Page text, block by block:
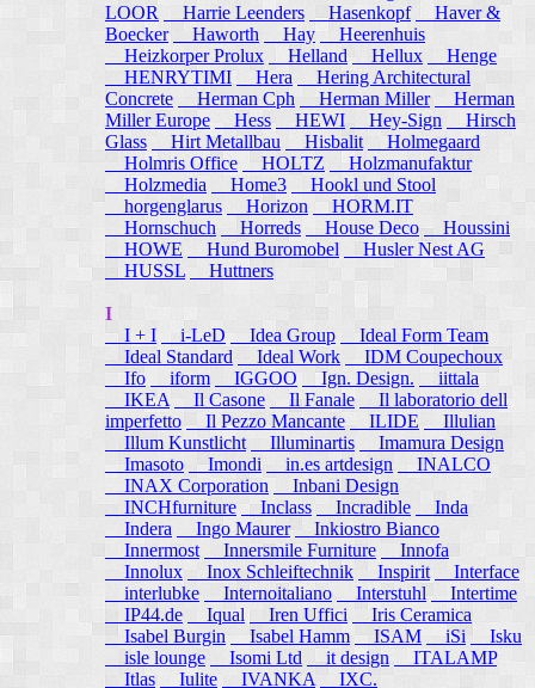
LOOR
Harrie Leenders Hasenkopf
Haver &
Boecker
Haworth Hay
Heerenhuis
Heizkorper Prolux
Helland Hellux
Henge
HENRYTIMI
Hera
Hering Architectural
Concrete
Herman Cph Herman Miller
Herman
Miller Europe
Hess HEWI Hey-Sign
Hirsch
Glass
Hirt Metallbau Hisbalit
Holmegaard
Holmris Office
HOLTZ
Holzmanufaktur
Holzmedia
Home3
Hookl und Stool
horgenglarus
Horizon
HORM.IT
Hornschuch
Horreds House Deco
Houssini
HOWE
Hund Buromobel
Husler Nest AG
HUSSL
Huttners
I
I + I
i-LeD Idea Group
Ideal Form Team
Ideal Standard
Ideal Work
IDM Coupechoux
Ifo
iform IGGOO Ign. Design.
iittala
IKEA
Il Casone Il Fanale
Il laboratorio dell
imperfetto
Il Pezzo Mancante ILIDE
Illulian
Illum Kunstlicht
Illuminartis
Imamura Design
Imasoto
Imondi in.es artdesign
INALCO
INAX Corporation
Inbani Design
INCHfurniture
Inclass Incradible
Inda
Indera
Ingo Maurer
Inkiostro Bianco
Innermost
Innersmile Furniture
Innofa
Innolux
Inox Schleiftechnik Inspirit
Interface
interlubke
Internoitaliano Interstuhl
Intertime
IP44.de
Iqual Iren Uffici
Iris Ceramica
Isabel Burgin
Isabel Hamm ISAM iSi Isku
isle lounge
Isomi Ltd it design
ITALAMP
Itlas
Iulite IVANKA IXC.